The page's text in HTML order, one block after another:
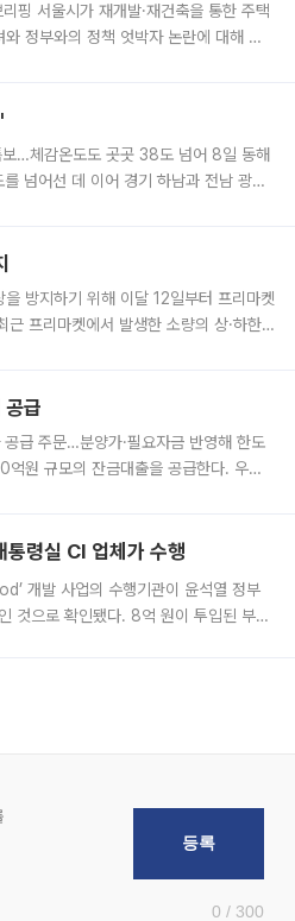
핑 서울시가 재개발·재건축을 통한 주택
정부와의 정책 엇박자 논란에 대해 정
…체감온도도 곳곳 38도 넘어 8일 동해
넘어선 데 이어 경기 하남과 전남 광양
방지하기 위해 이달 12일부터 프리마켓
프리마켓에서 발생한 소량의 상·하한
급
급 주문…분양가·필요자금 반영해 한도
원 규모의 잔금대출을 공급한다. 우리
령실 CI 업체가 수행
개발 사업의 수행기관이 윤석열 정부
것으로 확인됐다. 8억 원이 투입된 부산
0 / 300